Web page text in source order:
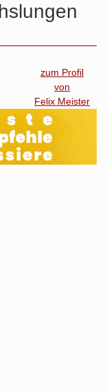
zum Profil
von
Felix Meister